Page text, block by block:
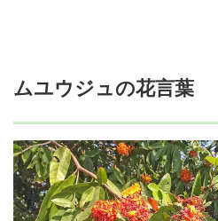
ムユウジュの花言葉